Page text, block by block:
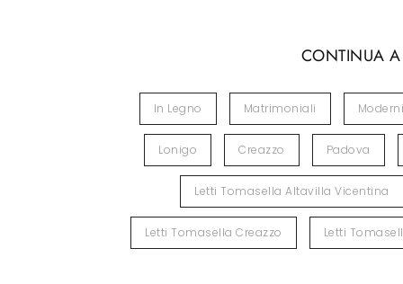
CONTINUA
In Legno Matrimoniali
Lonigo Creazzo Padova
Letti Tomasella Altavilla Vicentina
Letti Tomasella Creazzo Letti